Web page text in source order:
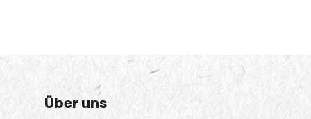
Über uns